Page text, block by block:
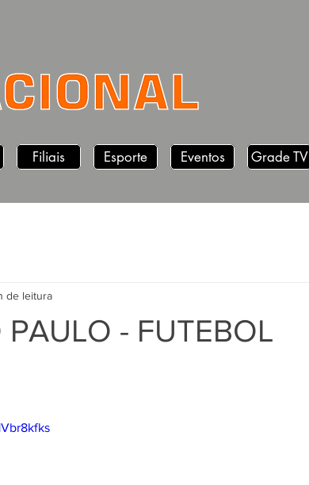
Filiais Esporte Eventos Grade TV
- FUTEBOL
de leitura